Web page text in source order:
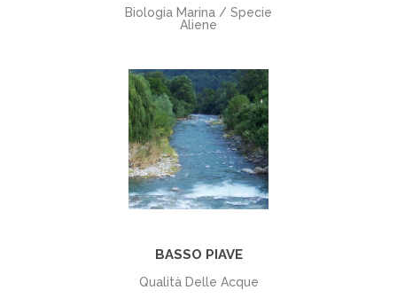
Biologia Marina / Specie
Aliene
+
BASSO PIAVE
Qualità Delle Acque